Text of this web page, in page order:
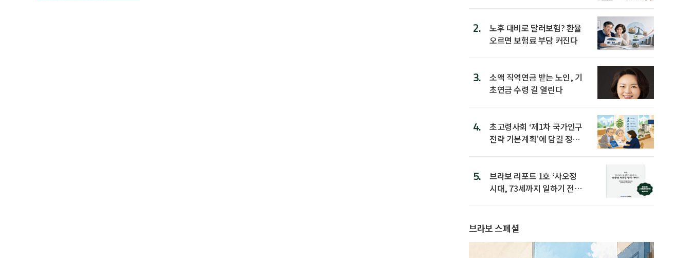
2.
노후 대비로 달러보험? 환율
오르면 보험료 부담 커진다
3.
소액 직역연금 받는 노인, 기
초연금 수령 길 열린다
4.
초고령사회 ‘제1차 국가인구
전략 기본계획’에 담길 정책
5.
브라보 리포트 1호 ‘사오정
시대, 73세까지 일하기 전략’
브라보 스페셜